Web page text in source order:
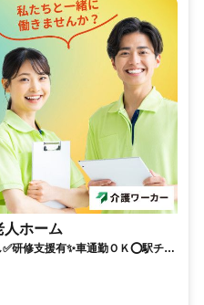
人ホーム
研修支援有✨車通勤ＯＫ⭕️駅チカ